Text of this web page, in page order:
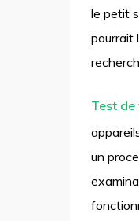
le petit
pourrait
Test
un